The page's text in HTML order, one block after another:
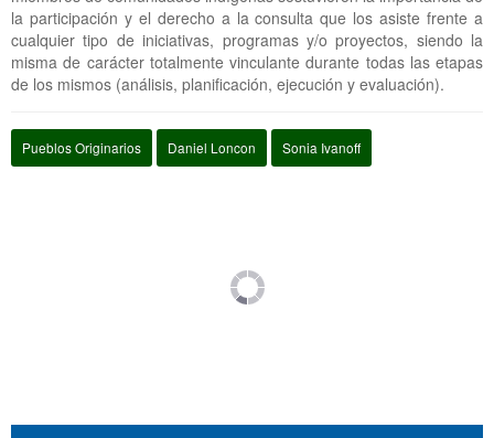
la participación y el derecho a la consulta que los asiste frente a
cualquier tipo de iniciativas, programas y/o proyectos, siendo la
misma de carácter totalmente vinculante durante todas las etapas
de los mismos (análisis, planificación, ejecución y evaluación).
Pueblos Originarios Daniel Loncon Sonia Ivanoff